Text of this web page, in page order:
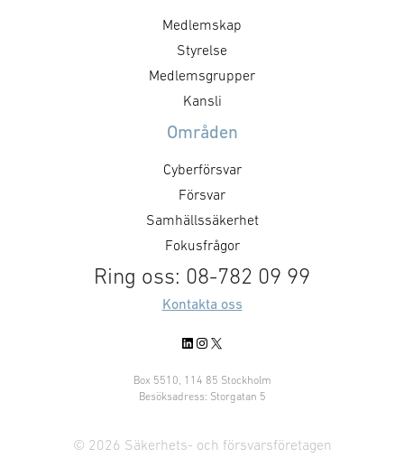
future electronic modules and
products to Kongsberg Maritime
and actively collaborate on
Medlemskap
Styrelse
Medlemsgrupper
Kansli
Områden
Cyberförsvar
Försvar
Samhällssäkerhet
Fokusfrågor
Ring oss: 08-782 09 99
Kontakta oss
LinkedIn
Instagram
X
Box 5510, 114 85 Stockholm
Besöksadress: Storgatan 5
© 2026 Säkerhets- och försvarsföretagen